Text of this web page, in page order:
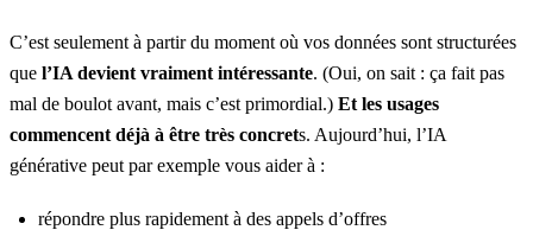
C’est seulement à partir du moment où vos données sont structurées
que l’IA devient vraiment intéressante. (Oui, on sait : ça fait pas
mal de boulot avant, mais c’est primordial.) Et les usages
commencent déjà à être très concrets. Aujourd’hui, l’IA
générative peut par exemple vous aider à :
répondre plus rapidement à des appels d’offres